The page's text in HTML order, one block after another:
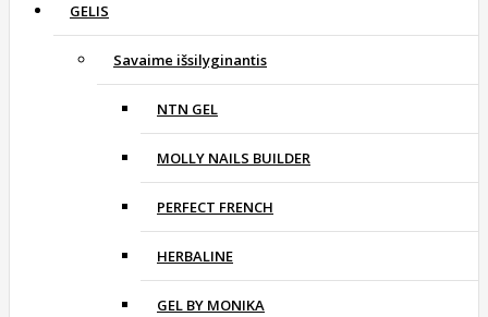
GELIS
Savaime išsilyginantis
NTN GEL
MOLLY NAILS BUILDER
PERFECT FRENCH
HERBALINE
GEL BY MONIKA